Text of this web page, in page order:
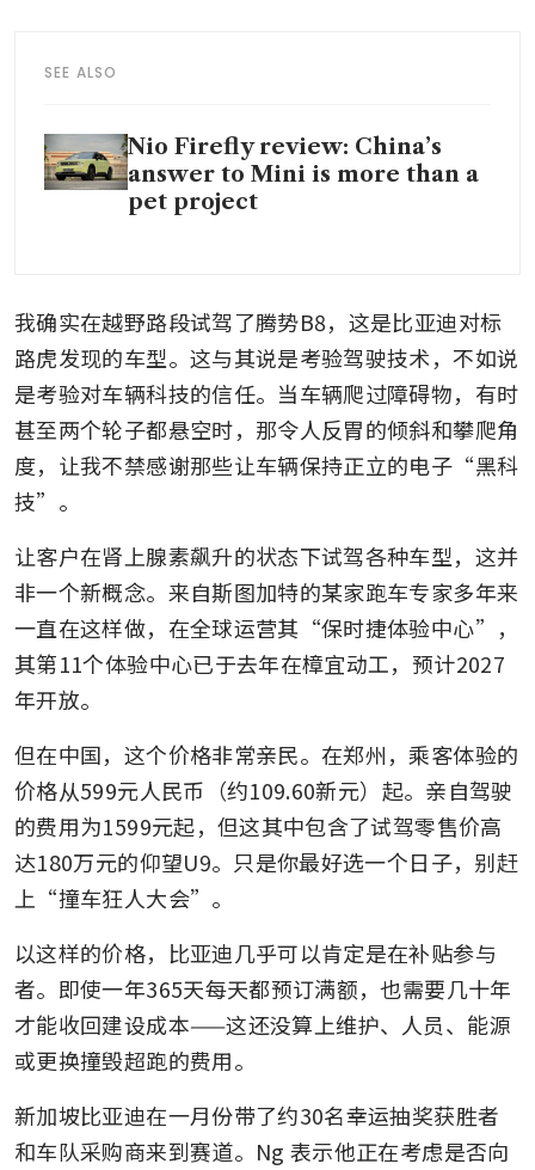
SEE ALSO
Nio Firefly review: China’s
answer to Mini is more than a
pet project
我确实在越野路段试驾了腾势B8，这是比亚迪对标
路虎发现的车型。这与其说是考验驾驶技术，不如说
是考验对车辆科技的信任。当车辆爬过障碍物，有时
甚至两个轮子都悬空时，那令人反胃的倾斜和攀爬角
度，让我不禁感谢那些让车辆保持正立的电子“黑科
技”。
让客户在肾上腺素飙升的状态下试驾各种车型，这并
非一个新概念。来自斯图加特的某家跑车专家多年来
一直在这样做，在全球运营其“保时捷体验中心”，
其第11个体验中心已于去年在樟宜动工，预计2027
年开放。
但在中国，这个价格非常亲民。在郑州，乘客体验的
价格从599元人民币（约109.60新元）起。亲自驾驶
的费用为1599元起，但这其中包含了试驾零售价高
达180万元的仰望U9。只是你最好选一个日子，别赶
上“撞车狂人大会”。
以这样的价格，比亚迪几乎可以肯定是在补贴参与
者。即使一年365天每天都预订满额，也需要几十年
才能收回建设成本——这还没算上维护、人员、能源
或更换撞毁超跑的费用。
新加坡比亚迪在一月份带了约30名幸运抽奖获胜者
和车队采购商来到赛道。Ng 表示他正在考虑是否向